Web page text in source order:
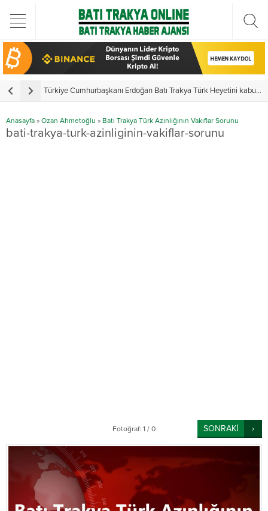
Türkiye Cumhurbaşkanı Erdoğan Batı Trakya Türk Heyetini kabul etti
Anasayfa » Ozan Ahmetoğlu » Batı Trakya Türk Azınlığının Vakıflar Sorunu
bati-trakya-turk-azinliginin-vakiflar-sorunu
Fotoğraf: 1 / 0 SONRAKİ